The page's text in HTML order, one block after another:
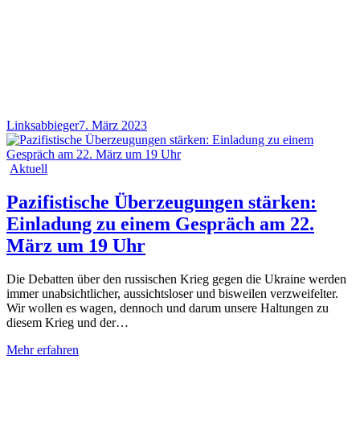
Linksabbieger7. März 2023
Aktuell
Pazifistische Überzeugungen stärken:
Einladung zu einem Gespräch am 22.
März um 19 Uhr
Die Debatten über den russischen Krieg gegen die Ukraine werden
immer unabsichtlicher, aussichtsloser und bisweilen verzweifelter.
Wir wollen es wagen, dennoch und darum unsere Haltungen zu
diesem Krieg und der…
Mehr erfahren